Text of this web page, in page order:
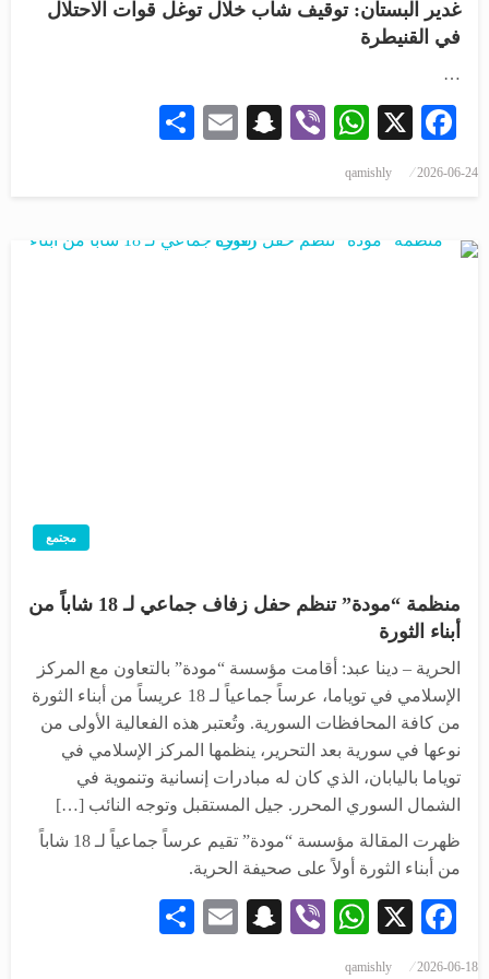
غدير البستان: توقيف شاب خلال توغل قوات الاحتلال
في القنيطرة
…
Facebook
X
WhatsApp
Viber
Snapchat
Email
2026-06-24
qamishly
مجتمع
منظمة “مودة” تنظم حفل زفاف جماعي لـ 18 شاباً من
أبناء الثورة
الحرية – دينا عبد: أقامت مؤسسة “مودة” بالتعاون مع المركز
الإسلامي في توياما، عرساً جماعياً لـ 18 عريساً من أبناء الثورة
من كافة المحافظات السورية. وتُعتبر هذه الفعالية الأولى من
نوعها في سورية بعد التحرير، ينظمها المركز الإسلامي في
توياما باليابان، الذي كان له مبادرات إنسانية وتنموية في
الشمال السوري المحرر. جيل المستقبل وتوجه النائب […]
ظهرت المقالة مؤسسة “مودة” تقيم عرساً جماعياً لـ 18 شاباً
من أبناء الثورة أولاً على صحيفة الحرية.
Facebook
X
WhatsApp
Viber
Snapchat
Email
2026-06-18
qamishly